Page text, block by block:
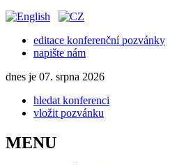
editace konferenční pozvánky
napište nám
dnes je 07. srpna 2026
hledat konferenci
vložit pozvánku
MENU